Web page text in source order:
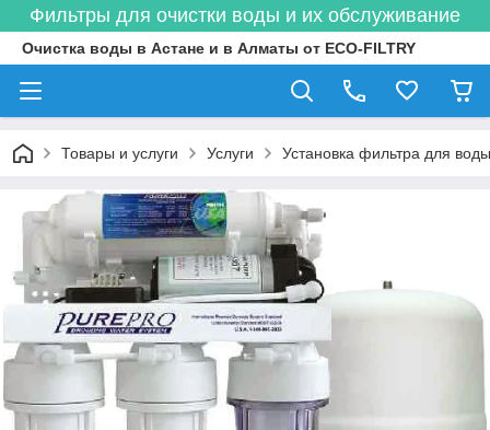
Фильтры для очистки воды и их обслуживание
Очистка воды в Астане и в Алматы от ECO-FILTRY
Товары и услуги Услуги Установка фильтра для воды